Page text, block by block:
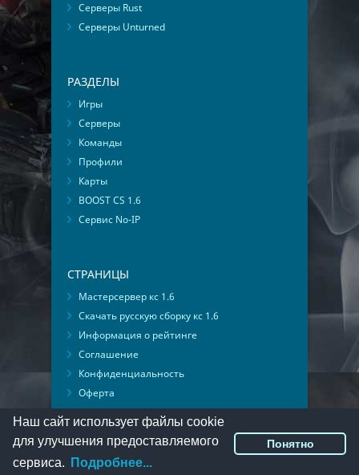
Серверы Rust
Серверы Unturned
РАЗДЕЛЫ
Игры
Серверы
Команды
Профили
Карты
BOOST CS 1.6
Сервис No-IP
СТРАНИЦЫ
Мастерсервер кс 1.6
Скачать русскую сборку кс 1.6
Информация о рейтинге
Соглашение
Конфиденциальность
Оферта
Мониторинг ВКонтакте
© 2016-2026 Мы ВКонтакте
Наш сайт использует файлы cookie
для улучшения предоставляемого
сервиса.
Подробнее...
Понятно